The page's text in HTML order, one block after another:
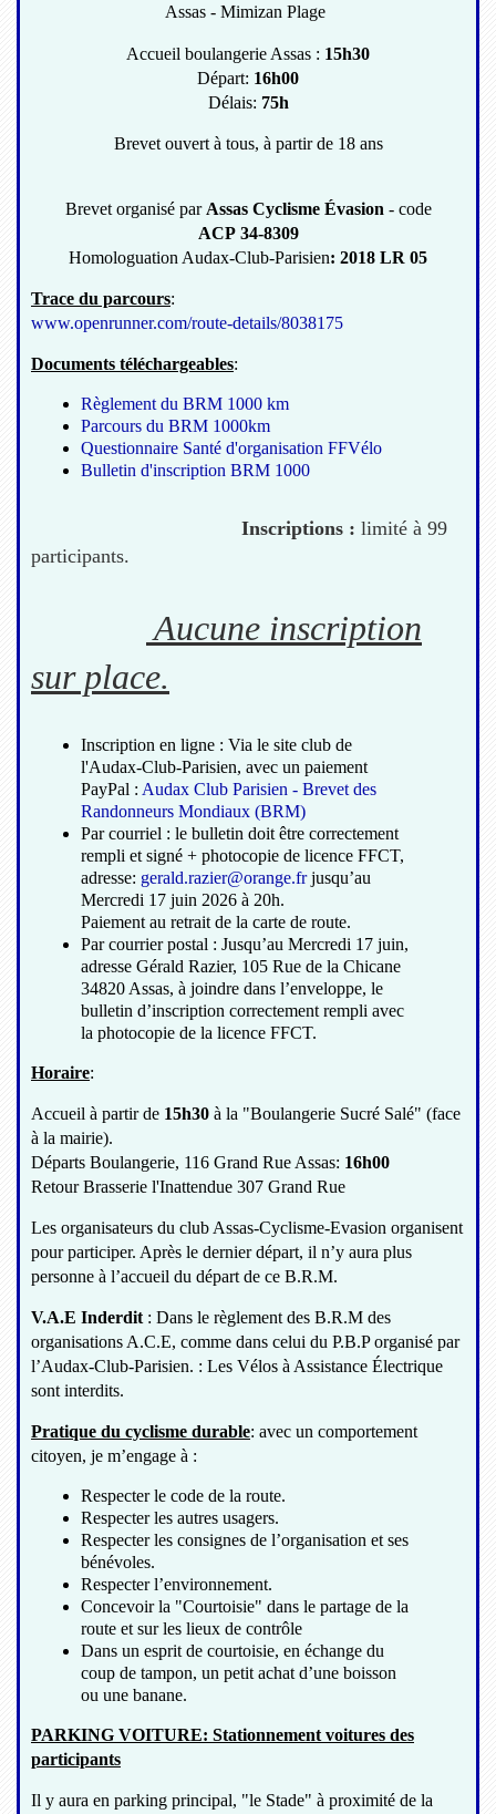
Assas - Mimizan Plage
Accueil boulangerie Assas : 15h30
Départ: 16h00
Délais: 75h
Brevet ouvert à tous, à partir de 18 ans
Brevet organisé par Assas Cyclisme Évasion - code
ACP 34-8309
Homologuation Audax-Club-Parisien: 2018 LR 05
Trace du parcours:
www.openrunner.com/route-details/8038175
Documents téléchargeables:
Règlement du BRM 1000 km
Parcours du BRM 1000km
Questionnaire Santé d'organisation FFVélo
Bulletin d'inscription BRM 1000
Inscriptions : limité à 99
participants.
Aucune inscription
sur place.
Inscription en ligne : Via le site club de
l'Audax-Club-Parisien, avec un paiement
PayPal : Audax Club Parisien - Brevet des
Randonneurs Mondiaux (BRM)
Par courriel : le bulletin doit être correctement
rempli et signé + photocopie de licence FFCT,
adresse: gerald.razier@orange.frjusqu’au
Mercredi 17 juin 2026 à 20h.
Paiement au retrait de la carte de route.
Par courrier postal : Jusqu’au Mercredi 17 juin,
adresse Gérald Razier, 105 Rue de la Chicane
34820 Assas, à joindre dans l’enveloppe, le
bulletin d’inscription correctement rempli avec
la photocopie de la licence FFCT.
Horaire:
Accueil à partir de 15h30 à la "Boulangerie Sucré Salé" (face
à la mairie).
Départs Boulangerie, 116 Grand Rue Assas: 16h00
Retour Brasserie l'Inattendue 307 Grand Rue
Les organisateurs du club Assas-Cyclisme-Evasion organisent
pour participer. Après le dernier départ, il n’y aura plus
personne à l’accueil du départ de ce B.R.M.
V.A.E Inderdit : Dans le règlement des B.R.M des
organisations A.C.E, comme dans celui du P.B.P organisé par
l’Audax-Club-Parisien. : Les Vélos à Assistance Électrique
sont interdits.
Pratique du cyclisme durable: avec un comportement
citoyen, je m’engage à :
Respecter le code de la route.
Respecter les autres usagers.
Respecter les consignes de l’organisation et ses
bénévoles.
Respecter l’environnement.
Concevoir la "Courtoisie" dans le partage de la
route et sur les lieux de contrôle
Dans un esprit de courtoisie, en échange du
coup de tampon, un petit achat d’une boisson
ou une banane.
PARKING VOITURE: Stationnement voitures des
participants
Il y aura en parking principal, "le Stade" à proximité de la